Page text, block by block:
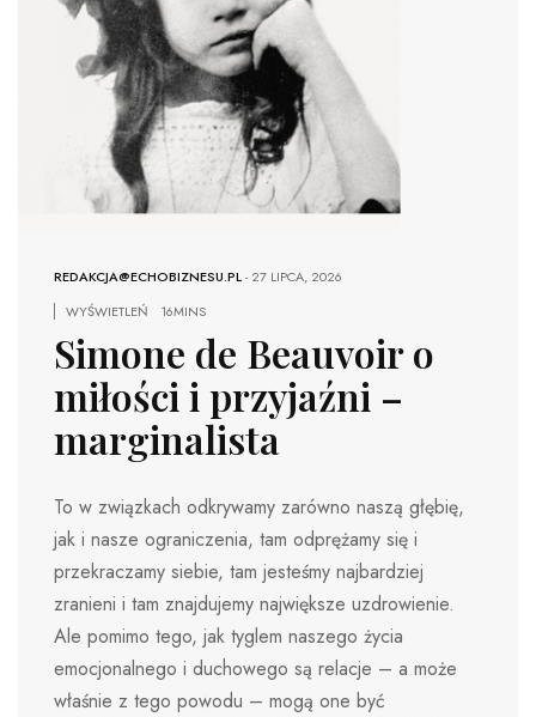
REDAKCJA@ECHOBIZNESU.PL-27 LIPCA, 2026
WYŚWIETLEŃ
16MINS
Simone de Beauvoir o
miłości i przyjaźni –
marginalista
To w związkach odkrywamy zarówno naszą głębię,
jak i nasze ograniczenia, tam odprężamy się i
przekraczamy siebie, tam jesteśmy najbardziej
zranieni i tam znajdujemy największe uzdrowienie.
Ale pomimo tego, jak tyglem naszego życia
emocjonalnego i duchowego są relacje – a może
właśnie z tego powodu – mogą one być